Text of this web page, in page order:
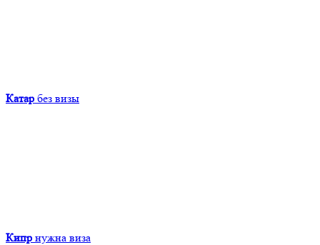
Катар без визы
Кипр нужна виза